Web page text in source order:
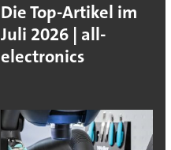
Die Top-Artikel im
Juli 2026 | all-
electronics